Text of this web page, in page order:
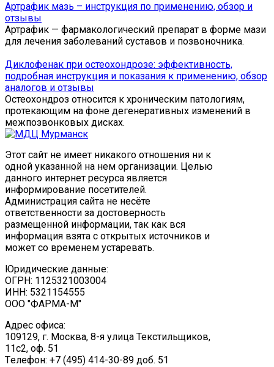
Артрафик мазь – инструкция по применению, обзор и
отзывы
Артрафик — фармакологический препарат в форме мази
для лечения заболеваний суставов и позвоночника.
Диклофенак при остеохондрозе: эффективность,
подробная инструкция и показания к применению, обзор
аналогов и отзывы
Остеохондроз относится к хроническим патологиям,
протекающим на фоне дегенеративных изменений в
межпозвонковых дисках.
Этот сайт не имеет никакого отношения ни к
одной указанной на нем организации. Целью
данного интернет ресурса является
информирование посетителей.
Администрация сайта не несёте
ответственности за достоверность
размещенной информации, так как вся
информация взята с открытых источников и
может со временем устаревать.
Юридические данные:
ОГРН: 1125321003004
ИНН: 5321154555
ООО "ФАРМА-М"
Адрес офиса:
109129, г. Москва, ​8-я улица Текстильщиков,
11с2, оф. 51
Tелефон: +7 (495) 414-30-89 доб. 51